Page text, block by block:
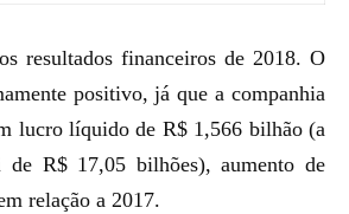
resultados financeiros de 2018. O
positivo, já que a companhia
lucro líquido de R$ 1,566 bilhão (a
R$ 17,05 bilhões), aumento de
relação a 2017.